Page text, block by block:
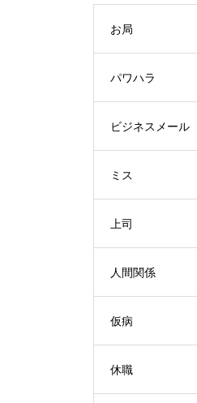
お局
パワハラ
ビジネスメール
ミス
上司
人間関係
仮病
休職